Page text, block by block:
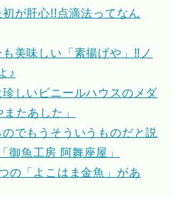
が肝心!!点滴法ってなん
美味しい「素揚げや」!!ノ
♪
しいビニールハウスのメダ
たあした」
でもうそういうものだと説
魚工房 阿舞座屋」
の「よこはま金魚」があ